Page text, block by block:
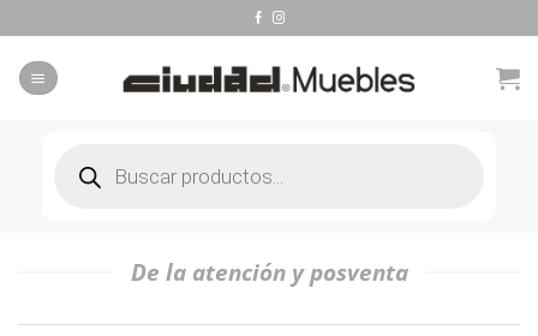
al
contenido
productos
De la atención y posventa